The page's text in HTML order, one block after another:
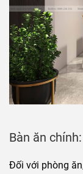
Bàn ăn chính:
Đối với phòng